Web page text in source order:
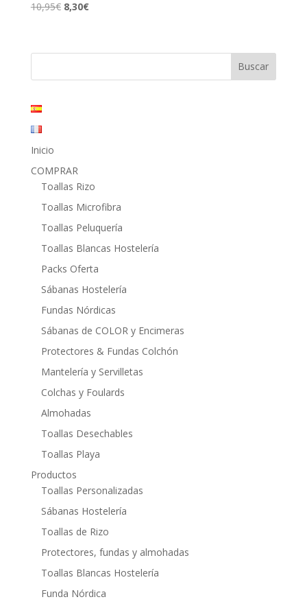
10,95€ El
era:
8,30€El
es:
Inicio
COMPRAR
Toallas Rizo
Toallas Microfibra
Toallas Peluquería
Toallas Blancas Hostelería
Packs Oferta
Sábanas Hostelería
Fundas Nórdicas
Sábanas de COLOR y Encimeras
Protectores & Fundas Colchón
Mantelería y Servilletas
Colchas y Foulards
Almohadas
Toallas Desechables
Toallas Playa
Productos
Toallas Personalizadas
Sábanas Hostelería
Toallas de Rizo
Protectores, fundas y almohadas
Toallas Blancas Hostelería
Funda Nórdica